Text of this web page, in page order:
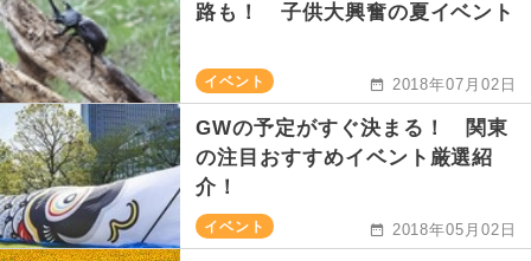
路も！ 子供大興奮の夏イベント
イベント 2018年07月02日
GWの予定がすぐ決まる！ 関東
の注目おすすめイベント厳選紹
介！
イベント 2018年05月02日